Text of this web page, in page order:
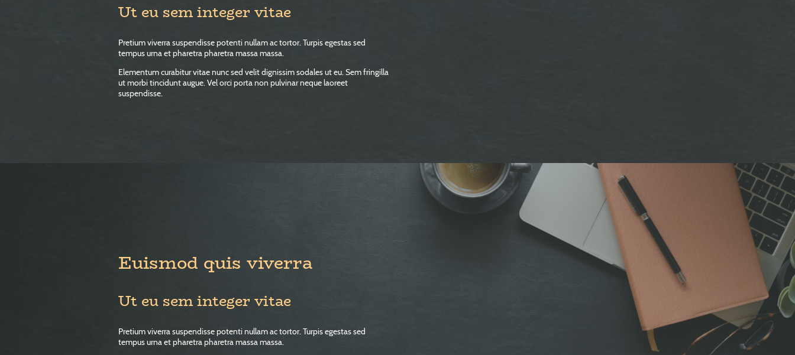
Ut eu sem integer vitae
Pretium viverra suspendisse potenti nullam ac tortor. Turpis egestas sed
tempus urna et pharetra pharetra massa massa.
Elementum curabitur vitae nunc sed velit dignissim sodales ut eu. Sem fringilla
ut morbi tincidunt augue. Vel orci porta non pulvinar neque laoreet
suspendisse.
Euismod quis viverra
Ut eu sem integer vitae
Pretium viverra suspendisse potenti nullam ac tortor. Turpis egestas sed
tempus urna et pharetra pharetra massa massa.